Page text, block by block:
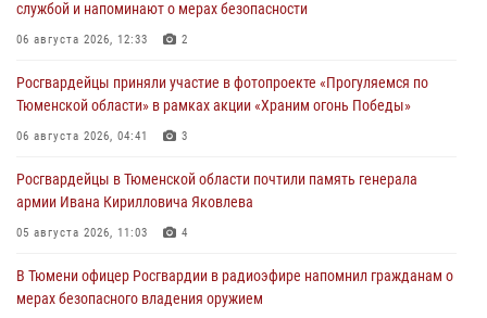
службой и напоминают о мерах безопасности
06 августа 2026, 12:33 2
Росгвардейцы приняли участие в фотопроекте «Прогуляемся по
Тюменской области» в рамках акции «Храним огонь Победы»
06 августа 2026, 04:41 3
Росгвардейцы в Тюменской области почтили память генерала
армии Ивана Кирилловича Яковлева
05 августа 2026, 11:03 4
В Тюмени офицер Росгвардии в радиоэфире напомнил гражданам о
мерах безопасного владения оружием